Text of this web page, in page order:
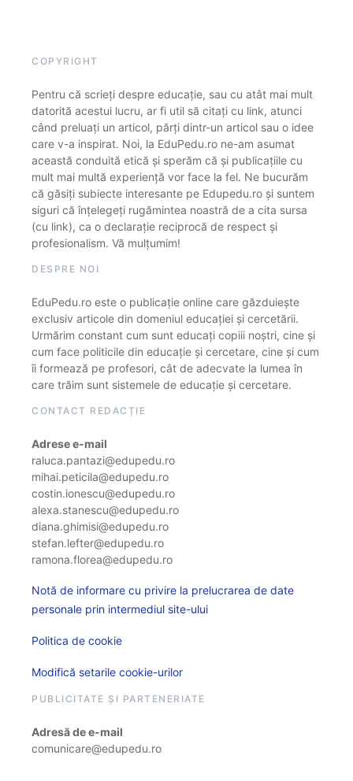
COPYRIGHT
Pentru că scrieți despre educație, sau cu atât mai mult
datorită acestui lucru, ar fi util să citați cu link, atunci
când preluați un articol, părți dintr-un articol sau o idee
care v-a inspirat. Noi, la EduPedu.ro ne-am asumat
această conduită etică și sperăm că și publicațiile cu
mult mai multă experiență vor face la fel. Ne bucurăm
că găsiți subiecte interesante pe Edupedu.ro și suntem
siguri că înțelegeți rugămintea noastră de a cita sursa
(cu link), ca o declarație reciprocă de respect și
profesionalism. Vă mulțumim!
DESPRE NOI
EduPedu.ro este o publicație online care găzduiește
exclusiv articole din domeniul educației și cercetării.
Urmărim constant cum sunt educați copiii noștri, cine și
cum face politicile din educație și cercetare, cine și cum
îi formează pe profesori, cât de adecvate la lumea în
care trăim sunt sistemele de educație și cercetare.
CONTACT REDACȚIE
Adrese e-mail
raluca.pantazi@edupedu.ro
mihai.peticila@edupedu.ro
costin.ionescu@edupedu.ro
alexa.stanescu@edupedu.ro
diana.ghimisi@edupedu.ro
stefan.lefter@edupedu.ro
ramona.florea@edupedu.ro
Notă de informare cu privire la prelucrarea de date
personale prin intermediul site-ului
Politica de cookie
Modifică setarile cookie-urilor
PUBLICITATE ȘI PARTENERIATE
Adresă de e-mail
comunicare@edupedu.ro